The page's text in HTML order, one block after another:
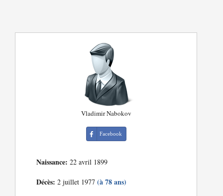
Vladimir Nabokov
Facebook
Naissance: 22 avril 1899
Décès: 2 juillet 1977(à 78 ans)